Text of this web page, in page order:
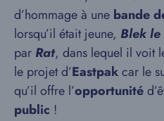
d’hommage à une bande
lorsqu’il était jeune, Blek le
par Rat, dans lequel il voit
le projet d’Eastpakcar le
qu’il offre l’opportunité
public !